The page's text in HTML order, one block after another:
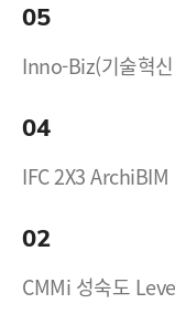
05
Inno-Biz(기술혁
04
IFC 2X3
02
CMMi 성숙도